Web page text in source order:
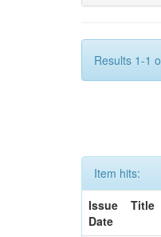
Results 1-1
Item hits:
Issue
Date
Title